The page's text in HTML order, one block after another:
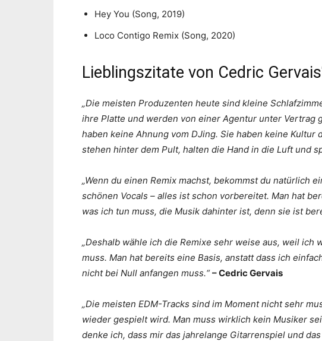
Hey You (Song, 2019)
Loco Contigo Remix (Song, 2020)
Lieblingszitate von Cedric
„Die meisten Produzenten heute sind kleine
ihre Platte und werden von einer Agentur unter Vertrag
haben keine Ahnung vom DJing. Sie haben keine Kultur
stehen hinter dem Pult, halten die Hand in die Luft und
„Wenn du einen Remix machst, bekommst du natürlich
schönen Vocals – alles ist schon vorbereitet. Man hat
was ich tun muss, die Musik dahinter ist, denn sie ist
„Deshalb wähle ich die Remixe sehr weise aus, weil ich
muss. Man hat bereits eine Basis, anstatt dass ich
nicht bei Null anfangen muss.“– Cedric Gervais
„Die meisten EDM-Tracks sind im Moment nicht sehr
wieder gespielt wird. Man muss wirklich kein Musiker
denke ich, dass mir das jahrelange Gitarrenspiel und